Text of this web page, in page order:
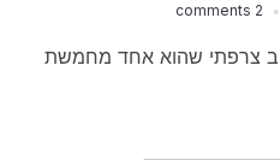
2 comments
צרפתי שהוא אחד מחמשת